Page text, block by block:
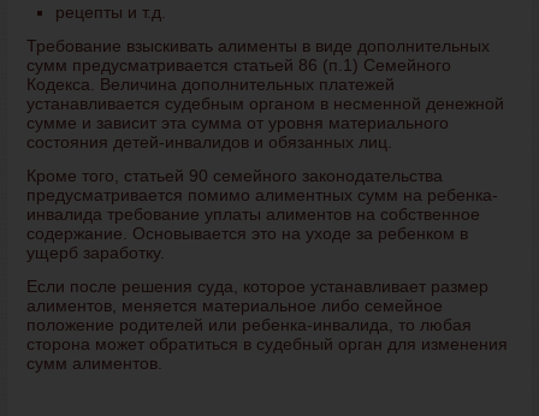
рецепты и т.д.
Требование взыскивать алименты в виде дополнительных
сумм предусматривается статьей 86 (п.1) Семейного
Кодекса. Величина дополнительных платежей
устанавливается судебным органом в несменной денежной
сумме и зависит эта сумма от уровня материального
состояния детей-инвалидов и обязанных лиц.
Кроме того, статьей 90 семейного законодательства
предусматривается помимо алиментных сумм на ребенка-
инвалида требование уплаты алиментов на собственное
содержание. Основывается это на уходе за ребенком в
ущерб заработку.
Если после решения суда, которое устанавливает размер
алиментов, меняется материальное либо семейное
положение родителей или ребенка-инвалида, то любая
сторона может обратиться в судебный орган для изменения
сумм алиментов.